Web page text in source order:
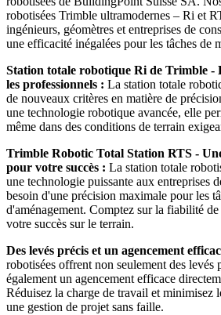
robotisées Trimble ultramodernes – Ri et
ingénieurs, géomètres et entreprises de
une efficacité inégalées pour les tâches de
Station totale robotique Ri de Trimble -
les professionnels : La station totale
de nouveaux critères en matière de
une technologie robotique avancée, elle
même dans des conditions de terrain
Trimble Robotic Total Station RTS -
pour votre succès : La station totale
une technologie puissante aux entreprises
besoin d'une précision maximale pour les
d'aménagement. Comptez sur la fiabilité
votre succès sur le terrain.
Des levés précis et un agencement
robotisées offrent non seulement des levés
également un agencement efficace
Réduisez la charge de travail et minimisez
une gestion de projet sans faille.